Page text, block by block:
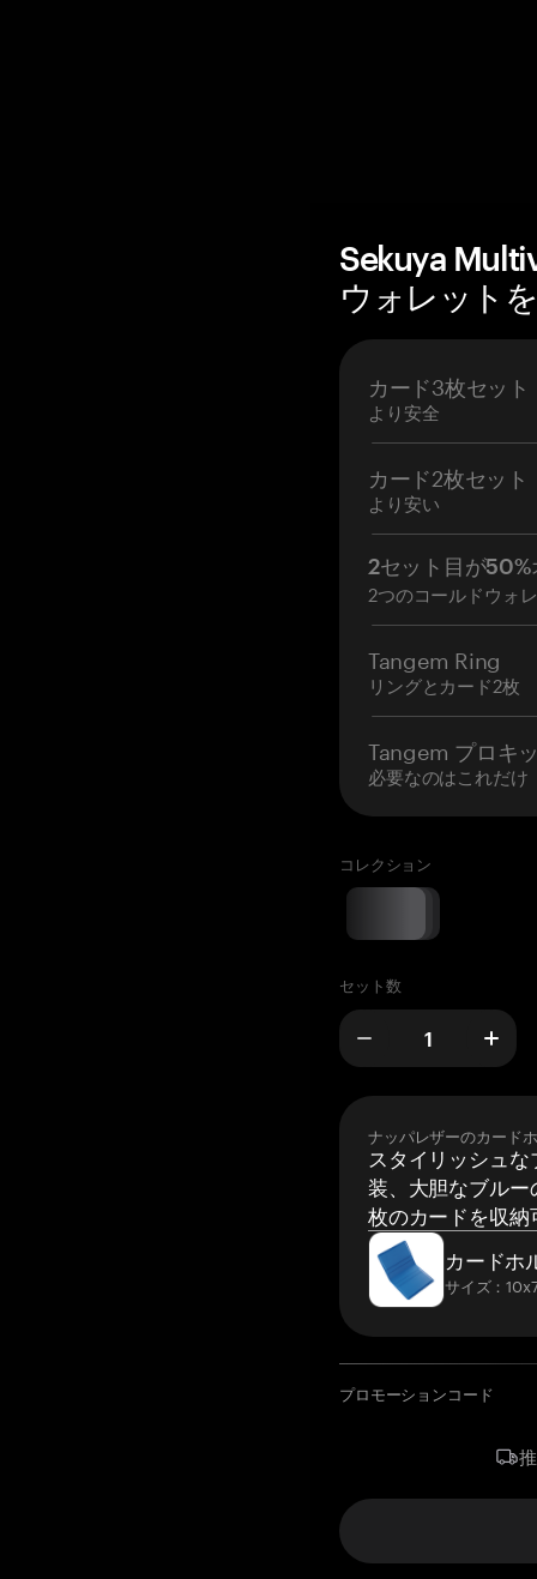
Sekuya
ウォレット
カード3枚セット
より安全
カード2枚セット
より安い
2セット目が50%
2つのコールドウォ
Tangem Ring
リングとカード2枚
Tangem プロキ
必要なのはこれだけ
コレクション
セット数
ナッパレザーのカード
スタイリッシュ
装、大胆なブルー
枚のカードを収納
カードホ
サイズ：
プロモーションコード